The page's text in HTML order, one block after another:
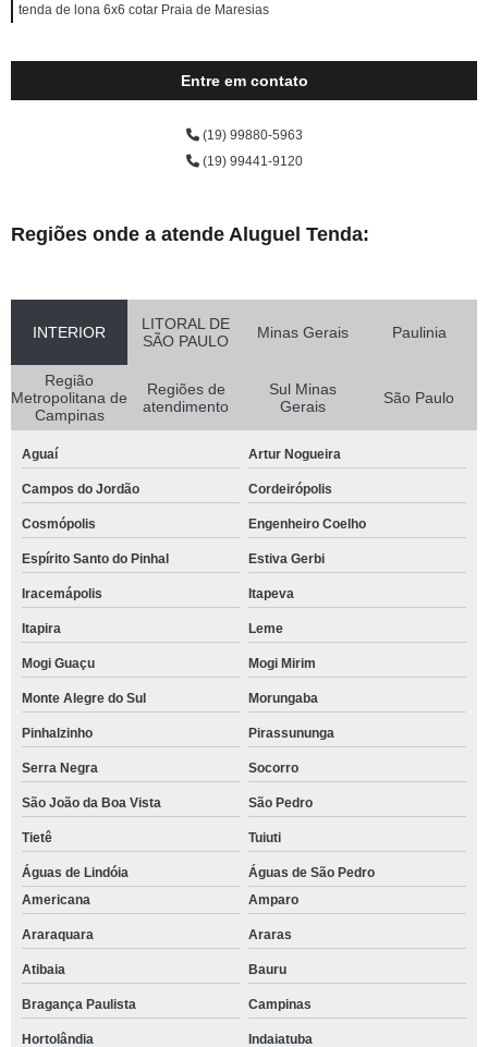
tenda de lona 6x6 cotar Praia de Maresias
Entre em contato
(19) 99880-5963
(19) 99441-9120
Regiões onde a atende Aluguel Tenda:
INTERIOR
LITORAL DE
SÃO PAULO
Minas Gerais Paulinia
Região
Metropolitana de
Campinas
Regiões de
atendimento
Sul Minas
Gerais
São Paulo
Aguaí Artur Nogueira
Campos do Jordão Cordeirópolis
Cosmópolis Engenheiro Coelho
Espírito Santo do Pinhal Estiva Gerbi
Iracemápolis Itapeva
Itapira Leme
Mogi Guaçu Mogi Mirim
Monte Alegre do Sul Morungaba
Pinhalzinho Pirassununga
Serra Negra Socorro
São João da Boa Vista São Pedro
Tietê Tuiuti
Águas de Lindóia
Águas de São Pedro
Americana
Amparo
Araraquara Araras
Atibaia Bauru
Bragança Paulista Campinas
Hortolândia Indaiatuba